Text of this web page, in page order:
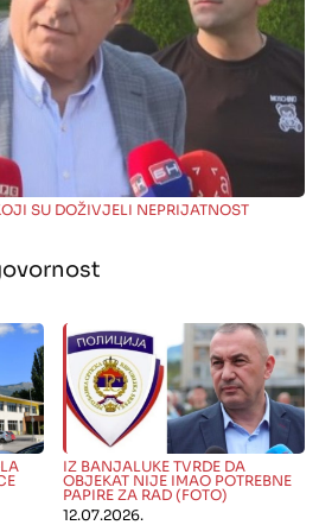
SU DOŽIVJELI NEPRIJATNOST
" alt="">
IZ BANJALUKE TVRDE DA
OBJEKAT NIJE IMAO POTREBNE
PAPIRE ZA RAD (FOTO)
12.07.2026.